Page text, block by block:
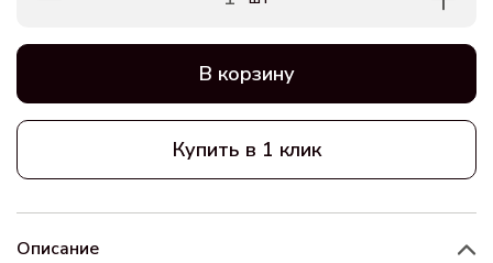
В корзину
Купить в 1 клик
Описание